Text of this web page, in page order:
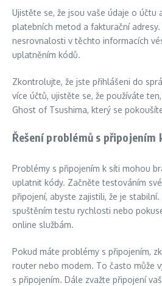
Ujistěte se, že jsou vaše údaje o účtu
platebních metod a fakturační
nesrovnalosti v těchto informacích
uplatněním kódů.
Zkontrolujte, že jste přihlášeni do
více účtů, ujistěte se, že používáte
Ghost of Tsushima, který se
Řešení problémů s připojením
Problémy s připojením k síti mohou
uplatnit kódy. Začněte testováním
připojení, abyste zajistili, že je
spuštěním testu rychlosti nebo
online službám.
Pokud máte problémy s připojením,
router nebo modem. To často může
s připojením. Dále zvažte připojení